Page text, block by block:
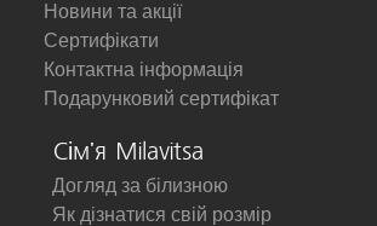
Новини та акції
Сертифікати
Контактна інформація
Подарунковий сертифікат
Сім'я Milavitsa
Догляд за білизною
Як дізнатися свій розмір